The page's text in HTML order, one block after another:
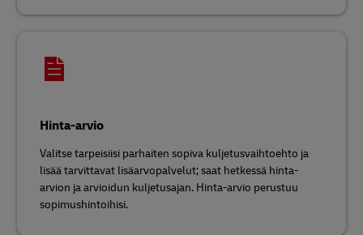
Hinta-arvio
Valitse tarpeisiisi parhaiten sopiva kuljetusvaihtoehto ja
lisää tarvittavat lisäarvopalvelut; saat hetkessä hinta-
arvion ja arvioidun kuljetusajan. Hinta-arvio perustuu
sopimushintoihisi.